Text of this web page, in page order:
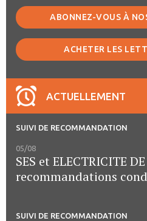
ABONNEZ-VOUS À
ACHETER LES
ACTUELLEMENT
SUIVI DE RECOMMANDATION
05/08
SES et ELECTRICITE
recommandations
SUIVI DE RECOMMANDATION